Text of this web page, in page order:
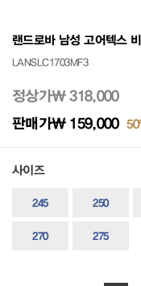
랜드로바 남성 고어텍스
LANSLC1703MF3
정상가₩ 318,000
판매가₩ 159,000
사이즈
245 250
270 275